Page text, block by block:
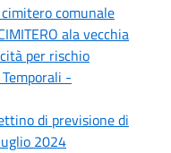
comunale
ala vecchia
per rischio
-
di previsione di
2024